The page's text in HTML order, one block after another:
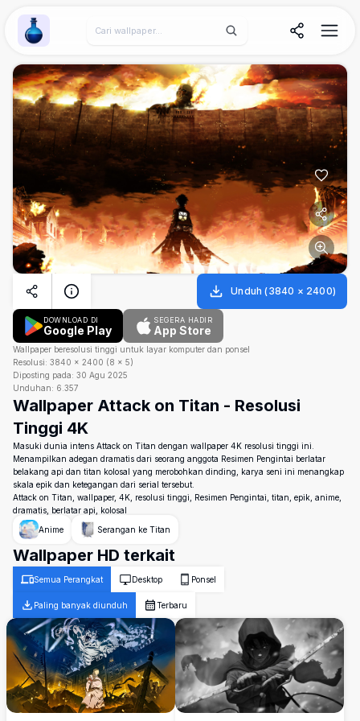
Wallpaper Alchemy
Unduh (3840 × 2400)
DOWNLOAD DI
Google Play
SEGERA HADIR
App Store
Wallpaper beresolusi tinggi untuk layar komputer dan ponsel
Resolusi: 3840 × 2400 (8 × 5)
Diposting pada: 30 Agu 2025
Unduhan: 6.357
Wallpaper Attack on Titan - Resolusi
Tinggi 4K
Masuki dunia intens Attack on Titan dengan wallpaper 4K resolusi tinggi ini.
Menampilkan adegan dramatis dari seorang anggota Resimen Pengintai berlatar
belakang api dan titan kolosal yang merobohkan dinding, karya seni ini menangkap
skala epik dan ketegangan dari serial tersebut.
Attack on Titan, wallpaper, 4K, resolusi tinggi, Resimen Pengintai, titan, epik, anime,
dramatis, berlatar api, kolosal
Anime
Serangan ke Titan
Wallpaper HD terkait
Semua Perangkat Desktop Ponsel
Paling banyak diunduh Terbaru